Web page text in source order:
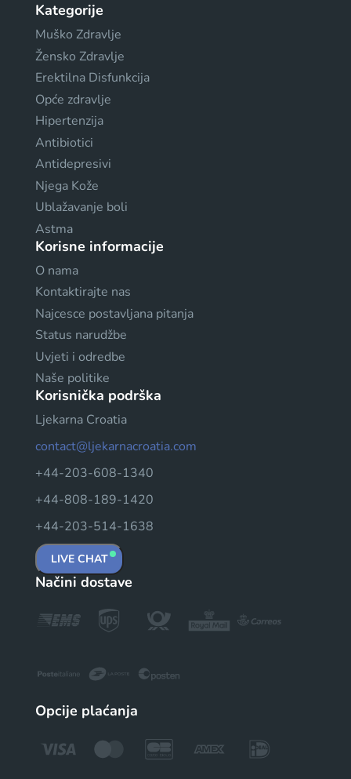
Kategorije
Muško Zdravlje
Žensko Zdravlje
Erektilna Disfunkcija
Opće zdravlje
Hipertenzija
Antibiotici
Antidepresivi
Njega Kože
Ublažavanje boli
Astma
Korisne informacije
O nama
Kontaktirajte nas
Najcesce postavljana pitanja
Status narudžbe
Uvjeti i odredbe
Naše politike
Korisnička podrška
Ljekarna Croatia
contact@ljekarnacroatia.com
+44-203-608-1340
+44-808-189-1420
+44-203-514-1638
LIVE CHAT
Načini dostave
Opcije plaćanja